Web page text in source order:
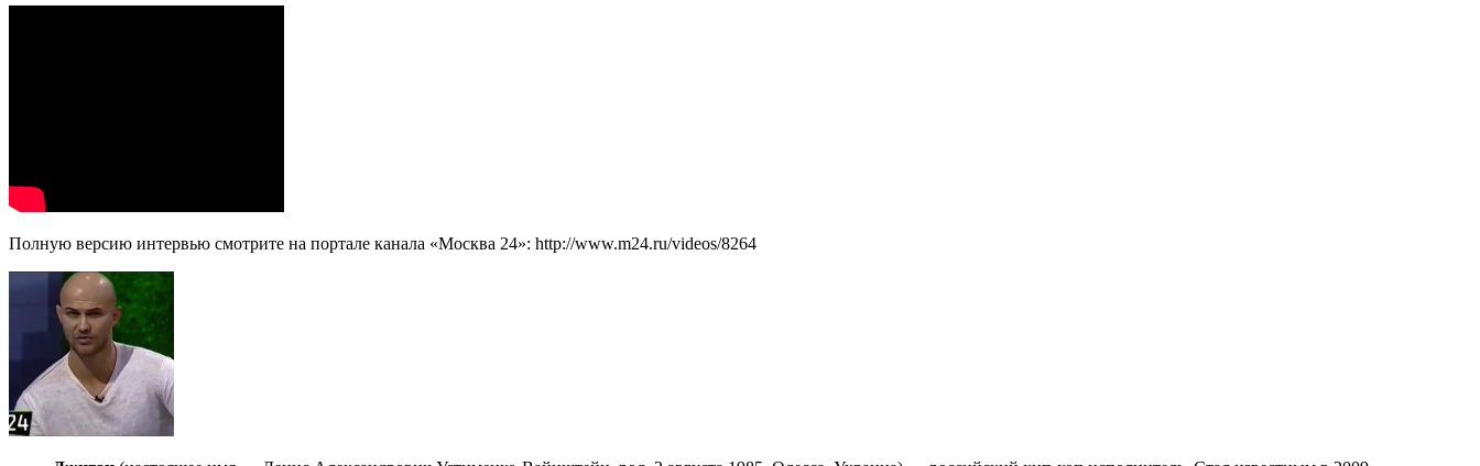
Полную версию интервью смотрите на портале канала «Москва 24»: http://www.m24.ru/videos/8264